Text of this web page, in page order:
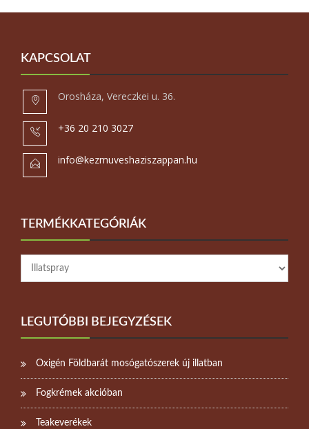
KAPCSOLAT
Orosháza, Vereczkei u. 36.
+36 20 210 3027
info@kezmuveshaziszappan.hu
TERMÉKKATEGÓRIÁK
LEGUTÓBBI BEJEGYZÉSEK
Oxigén Földbarát mosógatószerek új illatban
Fogkrémek akcióban
Teakeverékek